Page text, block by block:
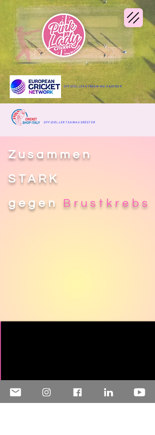
OFFIZIELLER STREAMING PARTNER
OFFIZIELLER TEAMAUSRÜSTER
Zusammen
STARK
gegen Brustkrebs